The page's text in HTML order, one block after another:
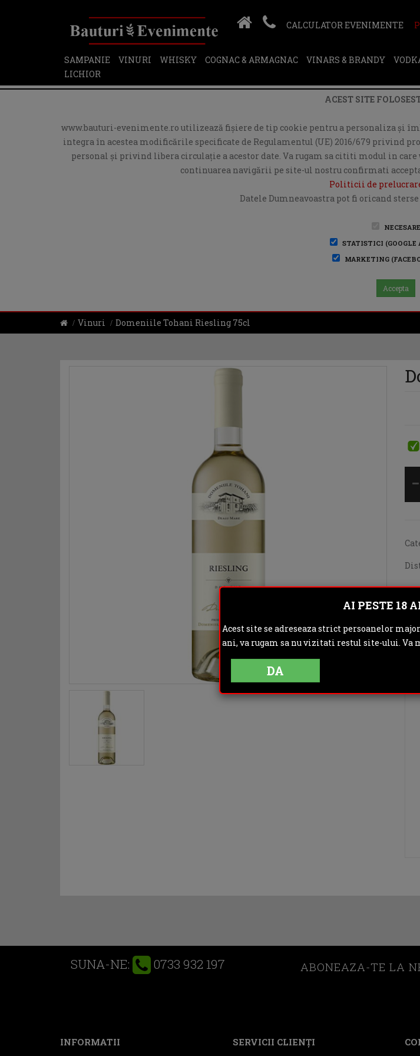
CALCULATOR EVENIMENTE
SAMPANIE VINURI WHISKY COGNAC & ARMAGNAC VINARS & BRANDY
LICHIOR
ACEST SITE
www.bauturi-evenimente.ro utilizează fişiere de tip cookie pentru a personaliza și
integra în acestea modificările specificate de Regulamentul (UE) 2016/679 privind
personal și privind libera circulație a acestor date. Va rugam sa cititi modul in
continuarea navigării pe site-ul nostru confirmati
Politicii de
Datele Dumneavoastra pot fi oricand
NECESARE
STATISTICI (GOOGLE
MARKETING
Accepta
Vinuri Domeniile Tohani Riesling 75cl
SUNA-NE: 0733 932 197 ABONEAZA-TE LA
INFORMATII SERVICII CLIENŢI
AI PESTE 18
Acest site se adreseaza strict persoanelor
ani, va rugam sa nu vizitati restul site-ului. Va
DA